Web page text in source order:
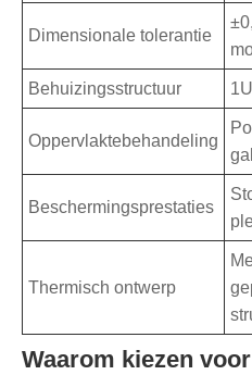
Dimensionale tolerantie
Behuizingsstructuur
Oppervlaktebehandeling
Beschermingsprestaties
Thermisch ontwerp
Waarom kiezen